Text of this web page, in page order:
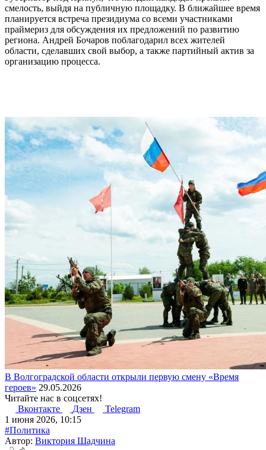
смелость, выйдя на публичную площадку. В ближайшее время
планируется встреча президиума со всеми участниками
праймериз для обсуждения их предложений по развитию
региона. Андрей Бочаров поблагодарил всех жителей
области, сделавших свой выбор, а также партийный актив за
организацию процесса.
В Волгоградской области открыли первую смену «Время
героев» 29.05.2026
Читайте нас в соцсетях!
Вконтакте
Дзен
Telegram
1 июня 2026, 10:15
#Политика
Автор: Виктория Шадчина